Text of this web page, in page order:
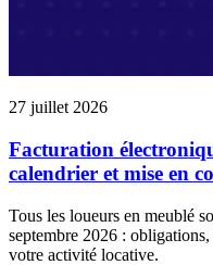
27 juillet 2026
Facturation
calendrier et mise en
Tous les loueurs en meublé
septembre 2026 :
votre activité locative.